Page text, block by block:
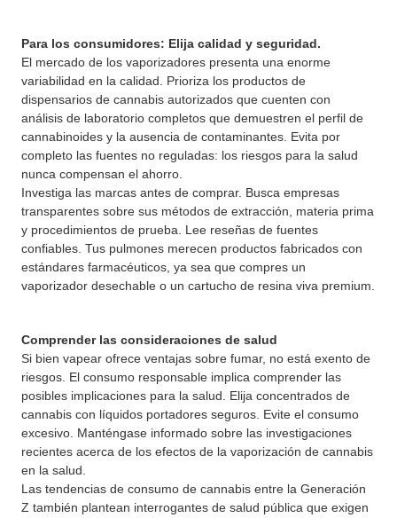
Para los consumidores: Elija calidad y seguridad.
El mercado de los vaporizadores presenta una enorme
variabilidad en la calidad. Prioriza los productos de
dispensarios de cannabis autorizados que cuenten con
análisis de laboratorio completos que demuestren el perfil de
cannabinoides y la ausencia de contaminantes. Evita por
completo las fuentes no reguladas: los riesgos para la salud
nunca compensan el ahorro.
Investiga las marcas antes de comprar. Busca empresas
transparentes sobre sus métodos de extracción, materia prima
y procedimientos de prueba. Lee reseñas de fuentes
confiables. Tus pulmones merecen productos fabricados con
estándares farmacéuticos, ya sea que compres un
vaporizador desechable o un cartucho de resina viva premium.
Comprender las consideraciones de salud
Si bien vapear ofrece ventajas sobre fumar, no está exento de
riesgos. El consumo responsable implica comprender las
posibles implicaciones para la salud. Elija concentrados de
cannabis con líquidos portadores seguros. Evite el consumo
excesivo. Manténgase informado sobre las investigaciones
recientes acerca de los efectos de la vaporización de cannabis
en la salud.
Las tendencias de consumo de cannabis entre la Generación
Z también plantean interrogantes de salud pública que exigen